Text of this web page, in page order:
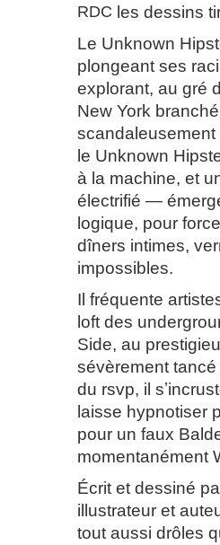
RDC les dessins
Le Unknown
plongeant ses
explorant, au gré
New York
scandaleusement
le Unknown
à la machine, et
électrifié —
logique, pour
dîners intimes,
impossibles.
Il fréquente
loft des
Side, au
sévèrement
du rsvp, il
laisse hypnotiser
pour un faux
momentanément
Écrit et dessiné
illustrateur et
tout aussi drôles